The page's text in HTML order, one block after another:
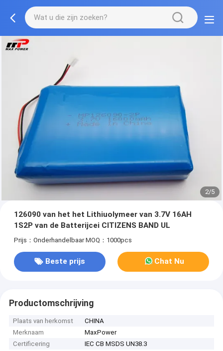
2/5
126090 van het het Lithiuolymeer van 3.7V 16AH
1S2P van de Batterijcei CITIZENS BAND UL
Prijs：Onderhandelbaar MOQ：1000pcs
Beste prijs Chat Nu
Productomschrijving
Plaats van herkomst
CHINA
Merknaam
MaxPower
Certificering
IEC CB MSDS UN38.3